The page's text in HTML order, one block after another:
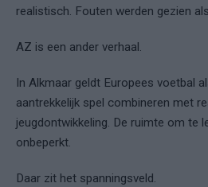
realistisch. Fouten werden gezien
AZ is een ander verhaal.
In Alkmaar geldt Europees voetbal
aantrekkelijk spel combineren met
jeugdontwikkeling. De ruimte om te
onbeperkt.
Daar zit het spanningsveld.